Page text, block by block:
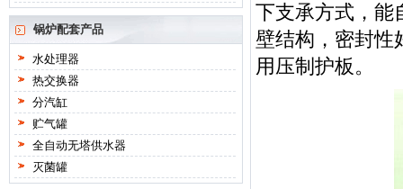
下支承方式，能
壁结构，密封性
用压制护板。
锅炉配套产品
水处理器
热交换器
分汽缸
贮气罐
全自动无塔供水器
灭菌罐